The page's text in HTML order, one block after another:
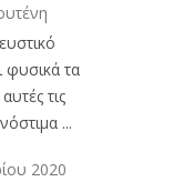
φυσικά τα
τις
...
2020